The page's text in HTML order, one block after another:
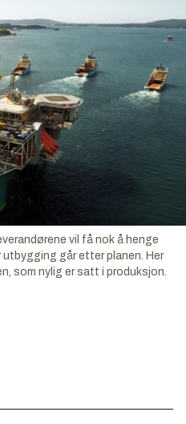
vil få nok å henge
utbygging går etter planen. Her
som nylig er satt i produksjon.